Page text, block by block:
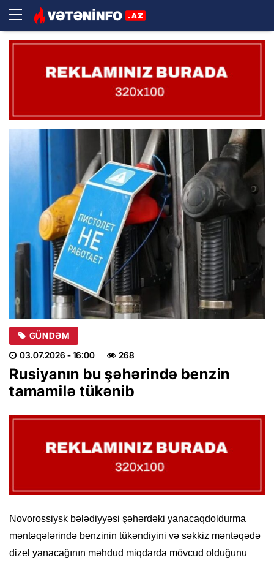
GÜNDƏM
03.07.2026 - 16:00 268
Rusiyanın bu şəhərində benzin
tamamilə tükənib
Novorossiysk bələdiyyəsi şəhərdəki yanacaqdoldurma
məntəqələrində benzinin tükəndiyini və səkkiz məntəqədə
dizel yanacağının məhdud miqdarda mövcud olduğunu